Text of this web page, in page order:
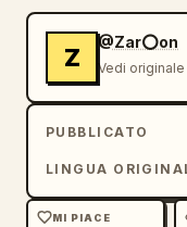
di carica,
Riquadro 7:
braccio opposto
Riquadro 8:
difensiva,
Riquadro 9:
Riquadro 10:
Z
@Zar⭕on
Vedi originale
PUBBLICATO
LINGUA
MI PIACE